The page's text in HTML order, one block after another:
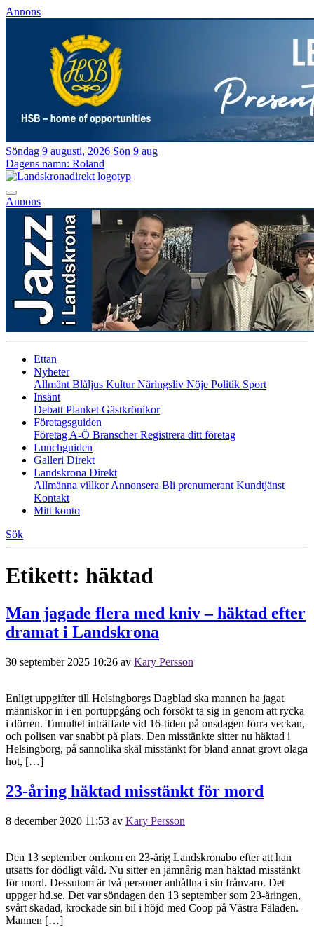
Annons
Söndag 9 augusti, 2026 Sön 9 aug
Dagens namn: Roland
Annons
Ettan
Nyheter
Allmänt Blåljus KulturNäringsliv Nöje Politik Sport
Insänt
Debatt Planket Gästkrönikor
Företagsguiden
Företag A-Ö BranscherRegistrera ditt företag
Lunchguiden
Galleri Direkt
Landskrona Direkt
Allmänna villkorAnnonsera Bli prenumerant Kundtjänst
Kontakt
Mitt konto
Sök
Etikett: häktad
Man jagade flera med kniv – häktad efter
dramat i Landskrona
30 september 2025 10:26 av Kary Persson
Enligt uppgifter till Helsingborgs Dagblad ska mannen ha jagat
människor in i en portuppgång och försökt ta sig in genom att rycka
i dörren. Tumultet inträffade vid 16-tiden på onsdagen förra veckan,
och polisen var snabbt på plats. Den misstänkte sitter nu häktad i
Helsingborg, på sannolika skäl misstänkt för bland annat grovt olaga
hot, […]
23-åring häktad misstänkt för mord
8 december 2020 11:53 av Kary Persson
Den 13 september omkom en 23-årig Landskronabo efter att han
utsatts för dödligt våld. Nu sitter en jämnårig man häktad misstänkt
för mord. Dessutom är två personer anhållna i sin frånvaro. Det
uppger hd.se. Det var söndagen den 13 september som 23-åringen,
svårt skadad, krockade sin bil i höjd med Coop på Västra Fäladen.
Mannen […]